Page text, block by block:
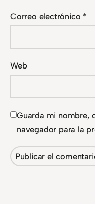
Correo electrónico *
Web
Guarda mi nombre,
navegador para la